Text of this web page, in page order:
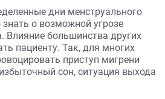
дни менструального
о возможной угрозе
Влияние большинства других
пациенту. Так, для многих
приступ мигрени
сон, ситуация выхода